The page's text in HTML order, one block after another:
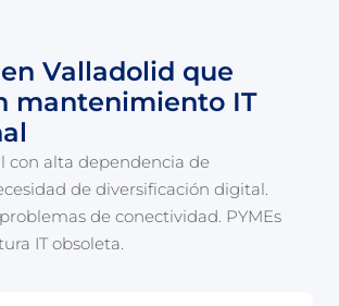
Valladolid que
mantenimiento IT
con alta dependencia de
de diversificación digital.
de conectividad. PYMEs
IT obsoleta.